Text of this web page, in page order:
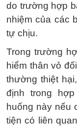
do trường hợp
nhiệm của các
tự chịu.
Trong trường
hiểm thân vỏ
thường thiệt
định trong
huống này nếu
tiện có liên